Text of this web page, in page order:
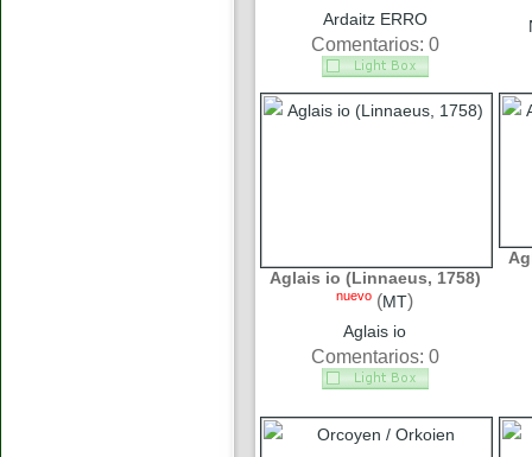
Ardaitz ERRO
Comentarios: 0
Aglais io (Linnaeus, 1758)
nuevo (MT)
Aglais io
Comentarios: 0